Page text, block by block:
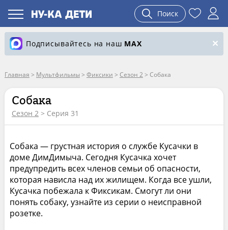
Поиск
Подписывайтесь на наш MAX
Главная > Мультфильмы > Фиксики > Сезон 2 > Собака
Собака
Сезон 2> Серия 31
Собака — грустная история о службе Кусачки в
доме ДимДимыча. Сегодня Кусачка хочет
предупредить всех членов семьи об опасности,
которая нависла над их жилищем. Когда все ушли,
Кусачка побежала к Фиксикам. Смогут ли они
понять собаку, узнайте из серии о неисправной
розетке.